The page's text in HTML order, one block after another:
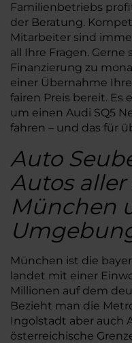
Familienbetriebs
der Beratung.
Mitarbeiter sind
all Ihre Fragen.
Finanzierung zu
einer Übernahme
fairen Preis bereit. Es
um einen Audi SQ5
fahren – und das für
Auto
Autos
München
München ist die
landet mit einer
Millionen auf dem
Bezieht man die
Ingolstadt aber auch
österreichische